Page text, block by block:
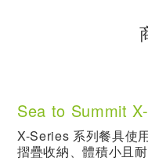
Sea to Summit
X-Series 系列餐具使
摺疊收納、體積小且耐